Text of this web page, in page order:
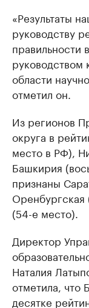
«Результаты
руководству
правильности
руководством
области
отметил он.
Из регионов
округа в
место в РФ),
Башкирия
признаны
Оренбургская
(54-е место).
Директор
Наталия
отметила, что
десятке